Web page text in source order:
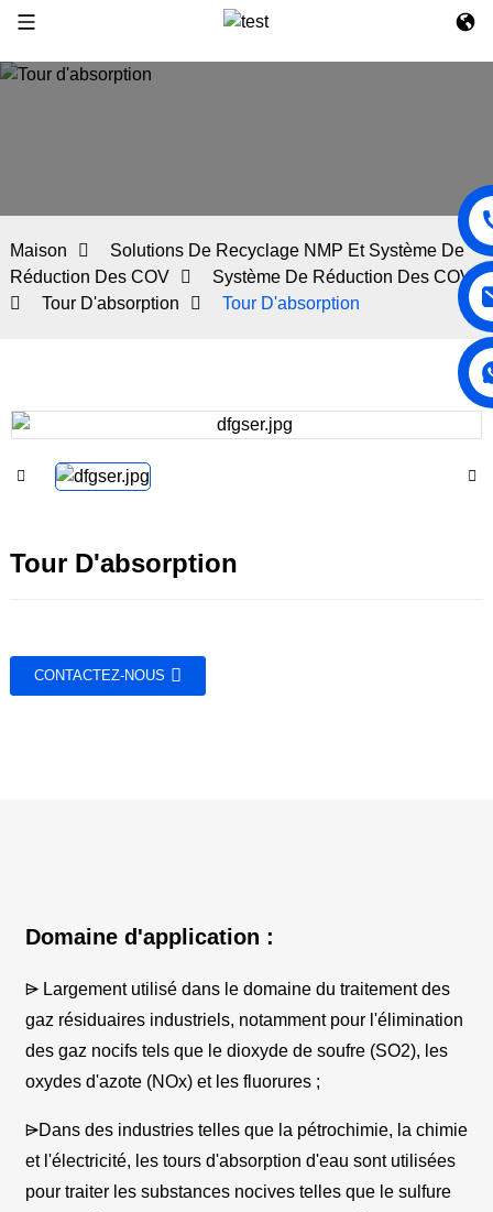
Maison
Solutions De Recyclage NMP Et Système De
Réduction Des COV
Système De Réduction Des COV
Tour D'absorption
Tour D'absorption
Tour D'absorption
CONTACTEZ-NOUS
Domaine d'application :
⩥ Largement utilisé dans le domaine du traitement des
gaz résiduaires industriels, notamment pour l'élimination
des gaz nocifs tels que le dioxyde de soufre (SO2), les
oxydes d'azote (NOx) et les fluorures ;
⩥Dans des industries telles que la pétrochimie, la chimie
et l'électricité, les tours d'absorption d'eau sont utilisées
pour traiter les substances nocives telles que le sulfure